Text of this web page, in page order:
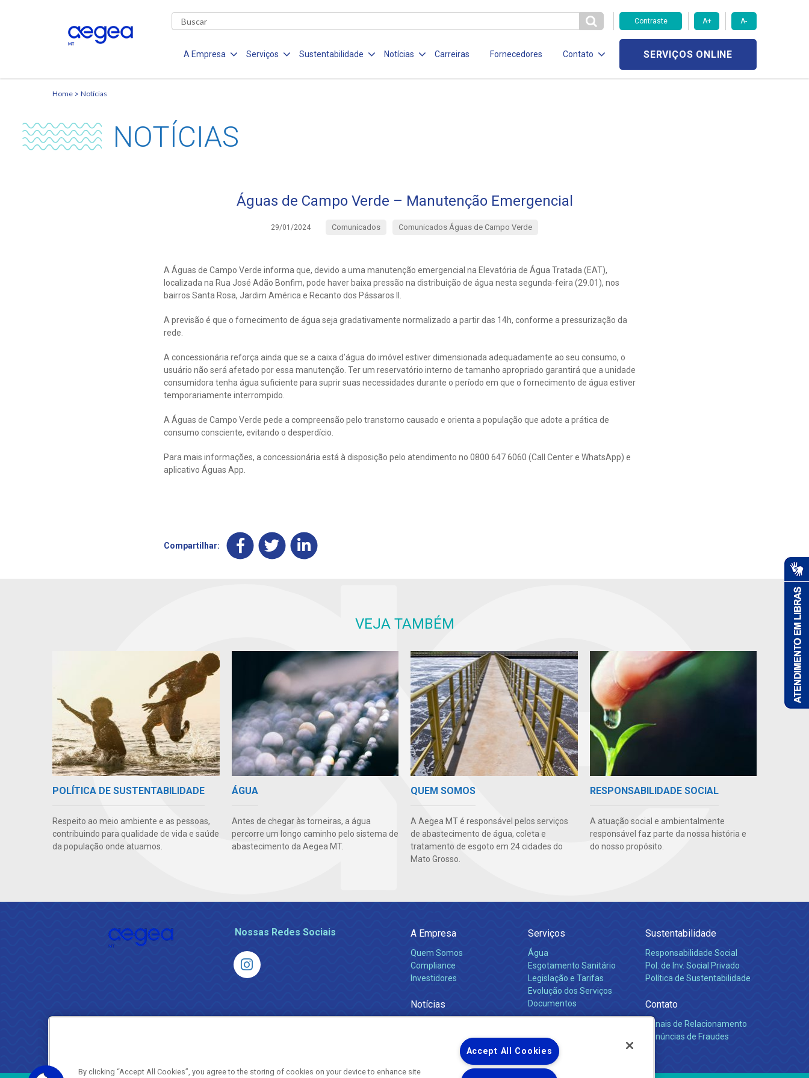
Contraste A+ A-
A Empresa Serviços Sustentabilidade Notícias Carreiras Fornecedores Contato SERVIÇOS ONLINE
Home Notícias
NOTÍCIAS
Águas de Campo Verde – Manutenção Emergencial
29/01/2024 Comunicados Comunicados Águas de Campo Verde
A Águas de Campo Verde informa que, devido a uma manutenção emergencial na Elevatória de Água Tratada (EAT),
localizada na Rua José Adão Bonfim, pode haver baixa pressão na distribuição de água nesta segunda-feira (29.01), nos
bairros Santa Rosa, Jardim América e Recanto dos Pássaros II.
A previsão é que o fornecimento de água seja gradativamente normalizado a partir das 14h, conforme a pressurização da
rede.
A concessionária reforça ainda que se a caixa d’água do imóvel estiver dimensionada adequadamente ao seu consumo, o
usuário não será afetado por essa manutenção. Ter um reservatório interno de tamanho apropriado garantirá que a unidade
consumidora tenha água suficiente para suprir suas necessidades durante o período em que o fornecimento de água estiver
temporariamente interrompido.
A Águas de Campo Verde pede a compreensão pelo transtorno causado e orienta a população que adote a prática de
consumo consciente, evitando o desperdício.
Para mais informações, a concessionária está à disposição pelo atendimento no 0800 647 6060 (Call Center e WhatsApp) e
aplicativo Águas App.
Compartilhar:
VEJA TAMBÉM
POLÍTICA DE SUSTENTABILIDADE
Respeito ao meio ambiente e as pessoas,
contribuindo para qualidade de vida e saúde
da população onde atuamos.
ÁGUA
Antes de chegar às torneiras, a água
percorre um longo caminho pelo sistema de
abastecimento da Aegea MT.
QUEM SOMOS
A Aegea MT é responsável pelos serviços
de abastecimento de água, coleta e
tratamento de esgoto em 24 cidades do
Mato Grosso.
RESPONSABILIDADE SOCIAL
A atuação social e ambientalmente
responsável faz parte da nossa história e
do nosso propósito.
Nossas Redes Sociais A Empresa
Quem Somos
Compliance
Investidores
Notícias
Serviços
Água
Esgotamento Sanitário
Legislação e Tarifas
Evolução dos Serviços
Documentos
Sustentabilidade
Responsabilidade Social
Pol. de Inv. Social Privado
Política de Sustentabilidade
Contato
Canais de Relacionamento
Denúncias de Fraudes
By clicking “Accept All Cookies”, you agree to the storing of cookies on your device to enhance site
Accept All Cookies